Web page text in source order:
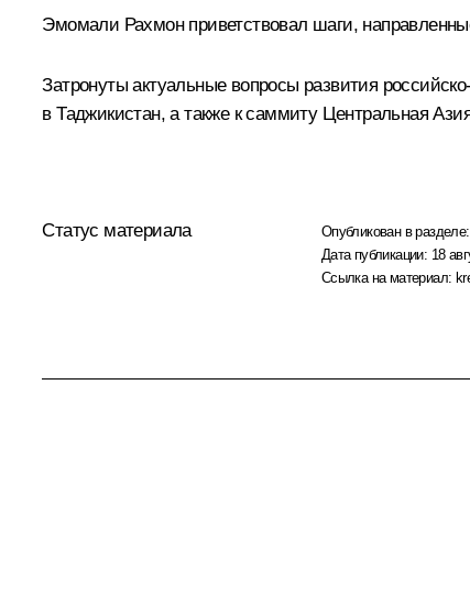
Эмомали Рахмон приветствовал шаги,
Затронуты актуальные вопросы развития
в Таджикистан, а также к саммиту Центральная
Статус материала Опубликован в разделе:
Дата публикации: 18
Ссылка на материал: